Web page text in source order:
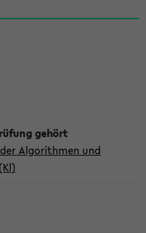
Algorithmen und